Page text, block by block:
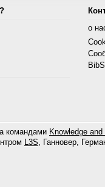
о
командами Knowledge
L3S, Ганновер,